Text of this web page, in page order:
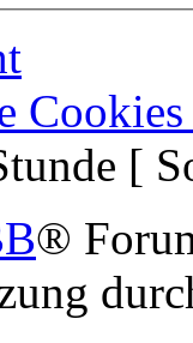
Cookies
[
®